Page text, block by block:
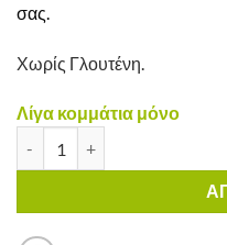
σας.
Χωρίς Γλουτένη.
Λίγα κομμάτια μόνο